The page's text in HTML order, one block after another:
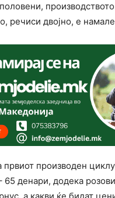
речиси двојно, е
производен
денари, додека